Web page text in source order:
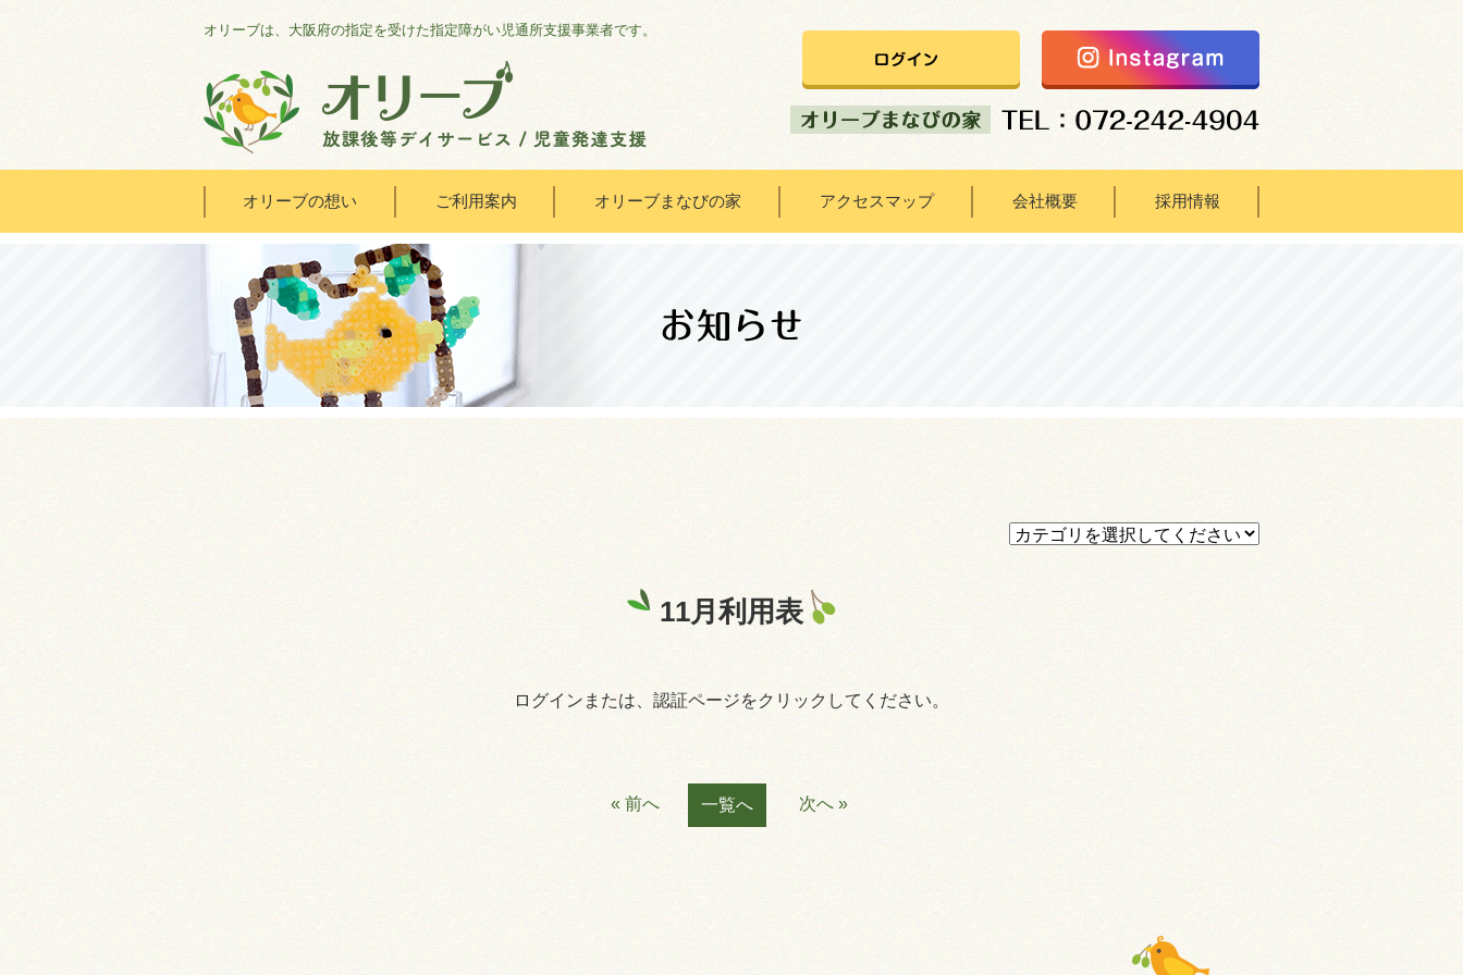
オリーブは、大阪府の指定を受けた指定障がい児通所支援事業者です。
オリーブの想い ご利用案内 オリーブまなびの家 アクセスマップ 会社概要 採用情報
オリーブの想い
ご利用案内
オリーブまなびの家
11月利用表
ログインまたは、認証ページをクリックしてください。
« 前へ 一覧へ 次へ »